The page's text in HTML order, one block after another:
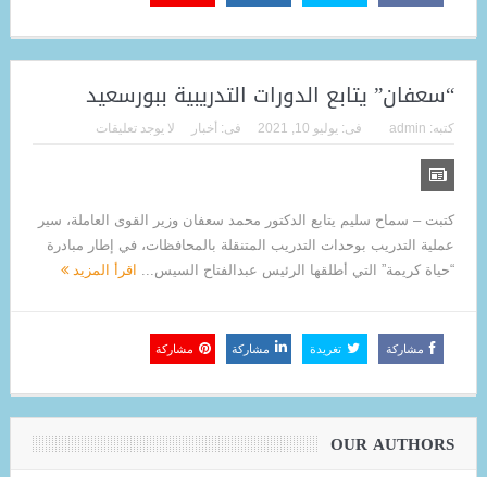
“سعفان” يتابع الدورات التدريبية ببورسعيد
كتبه: admin فى: يوليو 10, 2021 فى: أخبار لا يوجد تعليقات
كتبت – سماح سليم يتابع الدكتور محمد سعفان وزير القوى العاملة، سير
عملية التدريب بوحدات التدريب المتنقلة بالمحافظات، في إطار مبادرة
“حياة كريمة” التي أطلقها الرئيس عبدالفتاح السيس... اقرأ المزيد
مشاركة تغريدة مشاركة مشاركة
OUR AUTHORS